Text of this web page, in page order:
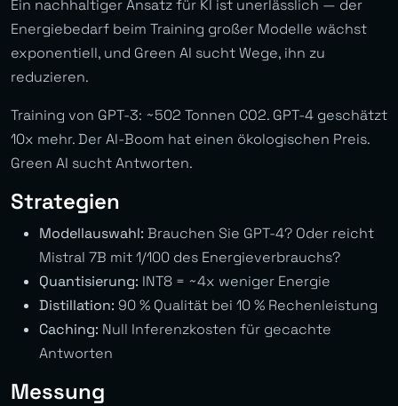
Ein nachhaltiger Ansatz für KI ist unerlässlich — der
Energiebedarf beim Training großer Modelle wächst
exponentiell, und Green AI sucht Wege, ihn zu
reduzieren.
Training von GPT-3: ~502 Tonnen CO2. GPT-4 geschätzt
10x mehr. Der AI-Boom hat einen ökologischen Preis.
Green AI sucht Antworten.
Strategien
Modellauswahl: Brauchen Sie GPT-4? Oder reicht
Mistral 7B mit 1/100 des Energieverbrauchs?
Quantisierung: INT8 = ~4x weniger Energie
Distillation: 90 % Qualität bei 10 % Rechenleistung
Caching: Null Inferenzkosten für gecachte
Antworten
Messung